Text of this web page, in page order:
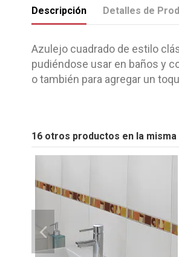
Descripción Detalles de
Azulejo cuadrado de estilo
pudiéndose usar en baños y
o también para agregar un
16 otros productos en la